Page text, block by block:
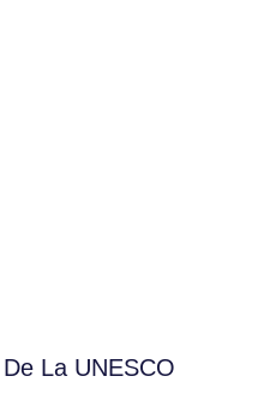
La UNESCO